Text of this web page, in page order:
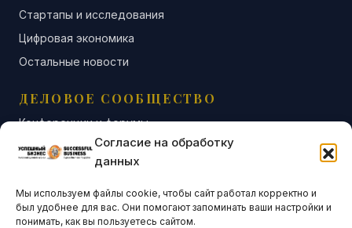
Согласие на обработку
данных
Мы используем файлы cookie, чтобы сайт работал корректно и
был удобнее для вас. Они помогают запоминать ваши настройки и
понимать, как вы пользуетесь сайтом.
Стартапы и исследования
Цифровая экономика
Остальные новости
ДЕЛОВОЕ СООБЩЕСТВО
Конференции и форумы
Бизнес-клубы и ассоциации
Остальные новости
АНАЛИТИКА И СТАТИСТИКА